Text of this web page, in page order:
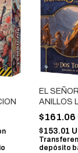
EL
ANILLOS
DOS
SAGA
$161.06
$153.01
depósito